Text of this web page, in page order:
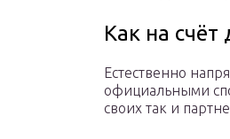
Как на счёт
Естественно
официальными
своих так и